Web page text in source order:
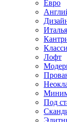
Евро
Лофт
Под